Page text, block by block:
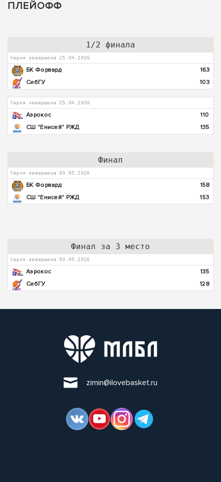
ПЛЕЙОФФ
1/2 финала
Серия завершена 25.04.2026
БК Форвард
163
СибГУ
103
Серия завершена 25.04.2026
Аэрокос
110
СШ "Енисей" РЖД
135
Финал
Серия завершена 03.05.2026
БК Форвард
158
СШ "Енисей" РЖД
153
Финал за 3 место
Серия завершена 03.05.2026
Аэрокос
135
СибГУ
128
zimin@ilovebasket.ru